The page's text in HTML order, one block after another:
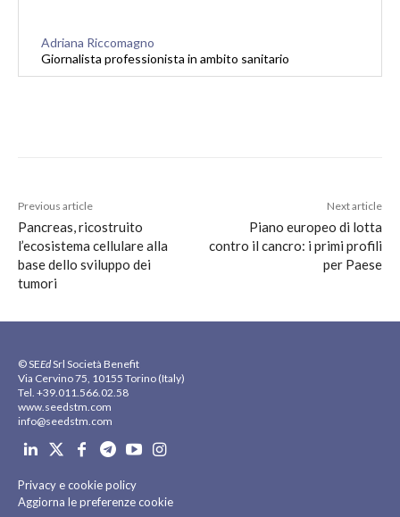
Adriana Riccomagno
Giornalista professionista in ambito sanitario
Previous article
Pancreas, ricostruito
l’ecosistema cellulare alla
base dello sviluppo dei
tumori
Next article
Piano europeo di lotta
contro il cancro: i primi profili
per Paese
© SEEdSrl Società Benefit
Via Cervino 75, 10155 Torino (Italy)
Tel. +39.011.566.02.58
www.seedstm.com
info@seedstm.com
Privacy e cookie policy
Aggiorna le preferenze cookie